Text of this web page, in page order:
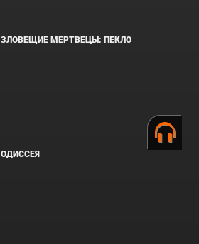
ЗЛОВЕЩИЕ МЕРТВЕЦЫ: ПЕКЛО
ОДИССЕЯ